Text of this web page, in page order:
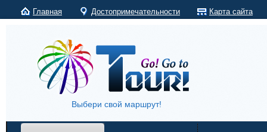
Главная Достопримечательности Карта сайта
Выбери свой маршрут!